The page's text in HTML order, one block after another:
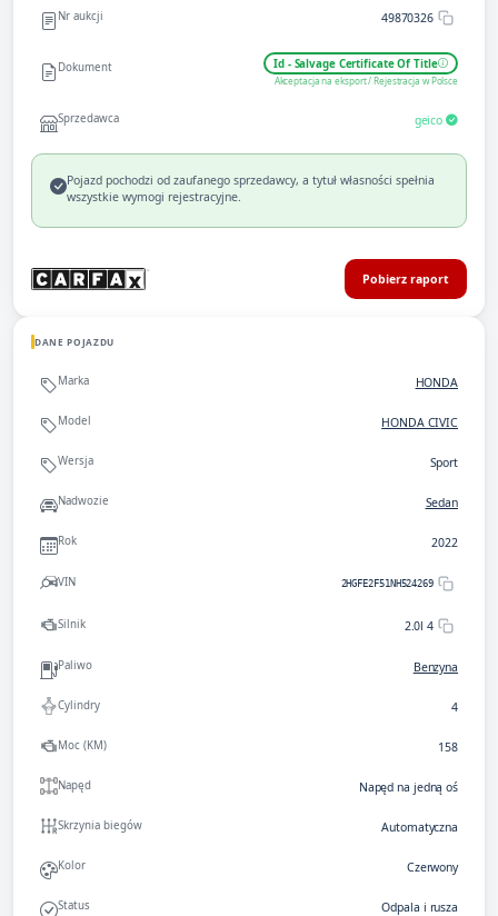
Nr aukcji 49870326
Dokument Id - Salvage Certificate Of Title
Akceptacja na eksport / Rejestracja w Polsce
Sprzedawca geico
Pojazd pochodzi od zaufanego sprzedawcy, a tytuł własności spełnia
wszystkie wymogi rejestracyjne.
Pobierz raport
DANE POJAZDU
Marka HONDA
Model HONDA CIVIC
Wersja Sport
Nadwozie Sedan
Rok 2022
VIN 2HGFE2F51NH524269
Silnik 2.0l 4
Paliwo Benzyna
Cylindry 4
Moc (KM) 158
Napęd Napęd na jedną oś
Skrzynia biegów Automatyczna
Kolor Czerwony
Status Odpala i rusza